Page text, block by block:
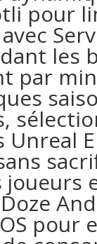
pour
les
par
pour